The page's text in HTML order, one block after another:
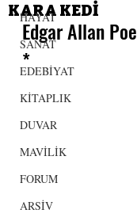
GİRİŞ YAP
HAYAT
SANAT
EDEBİYAT
KİTAPLIK
DUVAR
MAVİLİK
FORUM
ARSİV
KARA KEDİ
Edgar Allan Poe
*